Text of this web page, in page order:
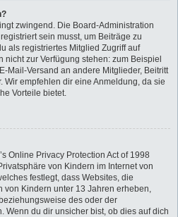
zwingend. Die Board-Administration
sein musst, um Beiträge zu
als registriertes Mitglied Zugriff auf
zur Verfügung stehen: zum Beispiel
Mail-Versand an andere Mitglieder, Beitritt
Wir empfehlen dir eine Anmeldung, da sie
Vorteile bietet.
Online Privacy Protection Act of 1998
von Kindern im Internet von
festlegt, dass Websites, die
Kindern unter 13 Jahren erheben,
des oder der
Wenn du dir unsicher bist, ob dies auf dich